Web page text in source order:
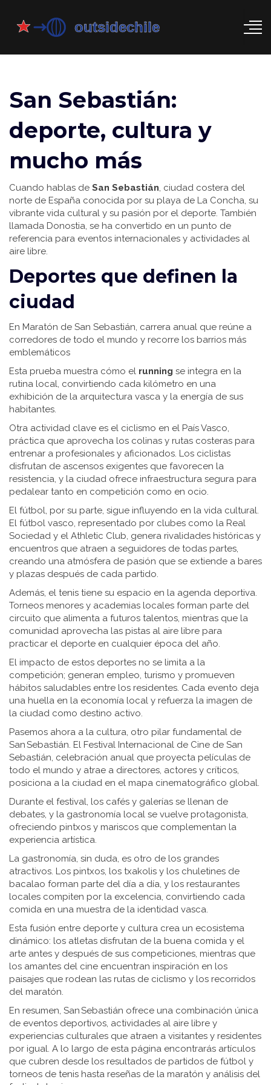
San Sebastián:
deporte, cultura y
mucho más
Cuando hablas de San Sebastián, ciudad costera del
norte de España conocida por su playa de La Concha, su
vibrante vida cultural y su pasión por el deporte. También
llamada Donostia, se ha convertido en un punto de
referencia para eventos internacionales y actividades al
aire libre.
Deportes que definen la
ciudad
En Maratón de San Sebastián, carrera anual que reúne a
corredores de todo el mundo y recorre los barrios más
emblemáticos
Esta prueba muestra cómo el running se integra en la
rutina local, convirtiendo cada kilómetro en una
exhibición de la arquitectura vasca y la energía de sus
habitantes.
Otra actividad clave es el ciclismo en el País Vasco,
práctica que aprovecha los colinas y rutas costeras para
entrenar a profesionales y aficionados. Los ciclistas
disfrutan de ascensos exigentes que favorecen la
resistencia, y la ciudad ofrece infraestructura segura para
pedalear tanto en competición como en ocio.
El fútbol, por su parte, sigue influyendo en la vida cultural.
El fútbol vasco, representado por clubes como la Real
Sociedad y el Athletic Club, genera rivalidades históricas y
encuentros que atraen a seguidores de todas partes,
creando una atmósfera de pasión que se extiende a bares
y plazas después de cada partido.
Además, el tenis tiene su espacio en la agenda deportiva.
Torneos menores y academias locales forman parte del
circuito que alimenta a futuros talentos, mientras que la
comunidad aprovecha las pistas al aire libre para
practicar el deporte en cualquier época del año.
El impacto de estos deportes no se limita a la
competición; generan empleo, turismo y promueven
hábitos saludables entre los residentes. Cada evento deja
una huella en la economía local y refuerza la imagen de
la ciudad como destino activo.
Pasemos ahora a la cultura, otro pilar fundamental de
San Sebastián. El Festival Internacional de Cine de San
Sebastián, celebración anual que proyecta películas de
todo el mundo y atrae a directores, actores y críticos,
posiciona a la ciudad en el mapa cinematográfico global.
Durante el festival, los cafés y galerías se llenan de
debates, y la gastronomía local se vuelve protagonista,
ofreciendo pintxos y mariscos que complementan la
experiencia artística.
La gastronomía, sin duda, es otro de los grandes
atractivos. Los pintxos, los txakolis y los chuletines de
bacalao forman parte del día a día, y los restaurantes
locales compiten por la excelencia, convirtiendo cada
comida en una muestra de la identidad vasca.
Esta fusión entre deporte y cultura crea un ecosistema
dinámico: los atletas disfrutan de la buena comida y el
arte antes y después de sus competiciones, mientras que
los amantes del cine encuentran inspiración en los
paisajes que rodean las rutas de ciclismo y los recorridos
del maratón.
En resumen, San Sebastián ofrece una combinación única
de eventos deportivos, actividades al aire libre y
experiencias culturales que atraen a visitantes y residentes
por igual. A lo largo de esta página encontrarás artículos
que cubren desde los resultados de partidos de fútbol y
torneos de tenis hasta reseñas de la maratón y análisis del